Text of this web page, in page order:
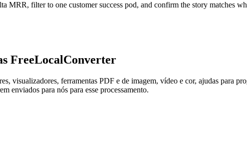
MRR, filter to one customer success pod, and confirm the story matches
FreeLocalConverter
visualizadores, ferramentas PDF e de imagem, vídeo e cor, ajudas para
enviados para nós para esse processamento.